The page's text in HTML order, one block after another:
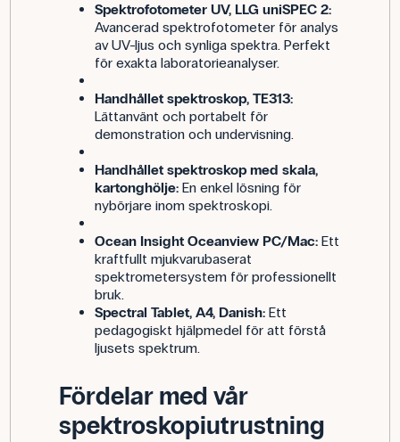
Spektrofotometer UV, LLG uniSPEC 2:
Avancerad spektrofotometer för analys
av UV-ljus och synliga spektra. Perfekt
för exakta laboratorieanalyser.
Handhållet spektroskop, TE313:
Lättanvänt och portabelt för
demonstration och undervisning.
Handhållet spektroskop med skala,
kartonghölje:En enkel lösning för
nybörjare inom spektroskopi.
Ocean Insight Oceanview PC/Mac:Ett
kraftfullt mjukvarubaserat
spektrometersystem för professionellt
bruk.
Spectral Tablet, A4, Danish:Ett
pedagogiskt hjälpmedel för att förstå
ljusets spektrum.
Fördelar med vår
spektroskopiutrustning